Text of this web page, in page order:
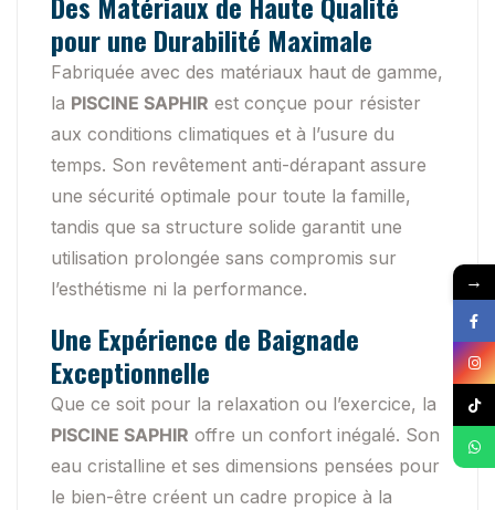
pour une Durabilité Maximale
Fabriquée avec des matériaux haut de gamme,
la PISCINE SAPHIR est conçue pour résister
aux conditions climatiques et à l’usure du
temps. Son revêtement anti-dérapant assure
une sécurité optimale pour toute la famille,
tandis que sa structure solide garantit une
utilisation prolongée sans compromis sur
l’esthétisme ni la performance.
Une Expérience de Baignade
Exceptionnelle
Que ce soit pour la relaxation ou l’exercice, la
PISCINE SAPHIR offre un confort inégalé. Son
eau cristalline et ses dimensions pensées pour
le bien-être créent un cadre propice à la
→